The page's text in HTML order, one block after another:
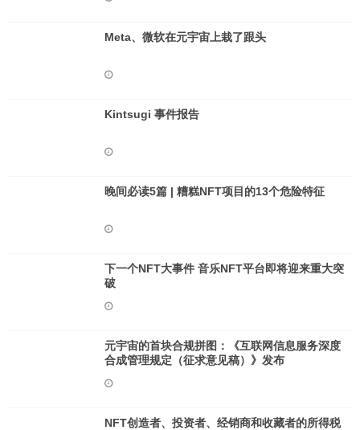
Meta、微软在元宇宙上栽了跟头
Kintsugi 事件报告
晚间必读5篇 | 糟糕NFT项目的13个危险特征
下一个NFT大事件 音乐NFT平台即将迎来重大突
破
元宇宙的首块合规拼图：《互联网信息服务深度
合成管理规定（征求意见稿）》发布
NFT创造者、投资者、经销商和收藏者的所得税